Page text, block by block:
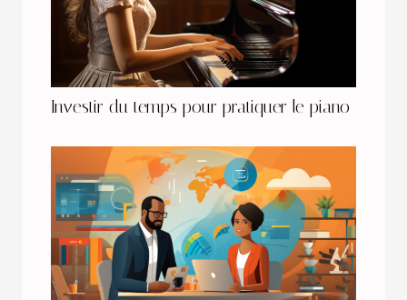
Investir du temps pour pratiquer le piano